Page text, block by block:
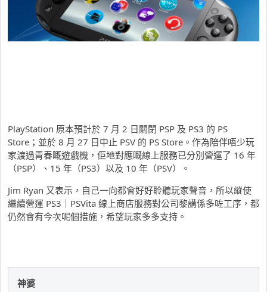
PlayStation 原本預計於 7 月 2 日關閉 PSP 及 PS3 的 PS
Store；並於 8 月 27 日中止 PSV 的 PS Store。作為陪伴唔少玩
家渡過青春嘅遊戲機，佢地對應嘅線上服務已分別營運了 16 年
（PSP）、15 年（PS3）以及 10 年（PSV）。
Jim Ryan 又表示，自己一向都會好好聆聽玩家聲音，所以縱使
繼續營運 PS3｜PSVita 線上商店服務對公司黎講係多咗工序，都
仍然會有今次呢個措施，希望玩家多多支持。
神婆